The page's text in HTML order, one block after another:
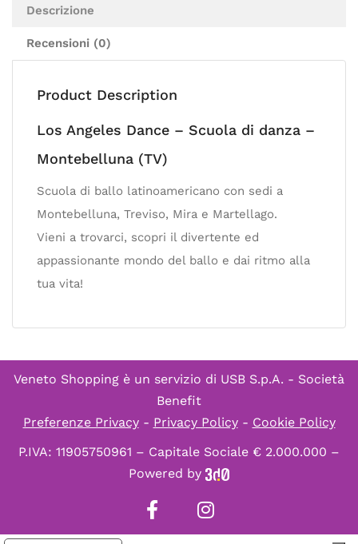
Descrizione
Recensioni (0)
Product Description
Los Angeles Dance – Scuola di danza –
Montebelluna (TV)
Scuola di ballo latinoamericano con sedi a
Montebelluna, Treviso, Mira e Martellago.
Vieni a trovarci, scopri il divertente ed
appassionante mondo del ballo e dai ritmo alla
tua vita!
Veneto Shopping è un servizio di USB S.p.A. - Società
Benefit
Preferenze Privacy- Privacy Policy- Cookie Policy
P.IVA: 11905750961 – Capitale Sociale € 2.000.000 –
Powered by